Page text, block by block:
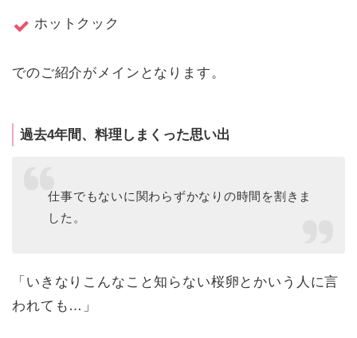
ホットクック
でのご紹介がメインとなります。
過去4年間、料理しまくった思い出
仕事でもないに関わらずかなりの時間を割きま
した。
「いきなりこんなこと知らない桜卵とかいう人に言
われても…」